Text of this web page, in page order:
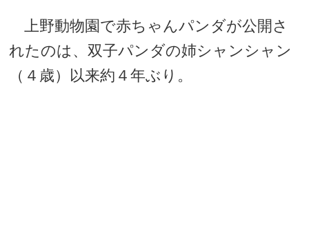
上野動物園で赤ちゃんパンダが公開さ
れたのは、双子パンダの姉シャンシャン
（４歳）以来約４年ぶり。